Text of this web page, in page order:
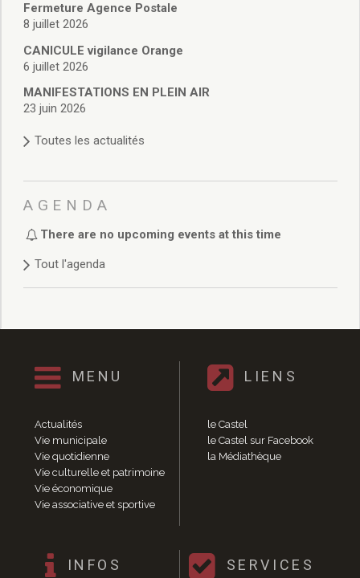
Actes d’état civil
Budget de Fonctionnement
Budget d’Investissement
Conseils municipaux
Règlement du conseil municipal
Délibérations 2025
Délibérations 2022
Délibérations 2021
Délibérations 2020
Délibérations 2019
Délibérations 2018
Délibérations 2014
Délibérations 2013
Délibérations 2011
Délibérations 2010
Délibérations 2009
Délibérations 2008
Agenda réunions publiques
Marchés publics
Vie quotidienne
Fermeture Agence Postale
8 juillet 2026
CANICULE vigilance Orange
6 juillet 2026
MANIFESTATIONS EN PLEIN AIR
23 juin 2026
Toutes les actualités
AGENDA
There are no upcoming events at this time
Tout l'agenda
MENU
Actualités
Vie municipale
Vie quotidienne
Vie culturelle et patrimoine
Vie économique
Vie associative et sportive
LIENS
le Castel
le Castel sur Facebook
la Médiathèque
INFOS SERVICES